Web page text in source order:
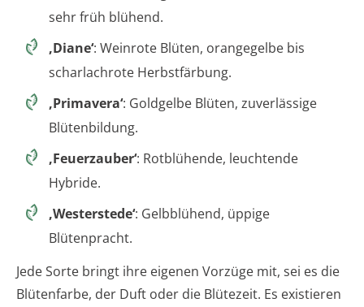
sehr früh blühend.
‚Diane‘: Weinrote Blüten, orangegelbe bis
scharlachrote Herbstfärbung.
‚Primavera‘: Goldgelbe Blüten, zuverlässige
Blütenbildung.
‚Feuerzauber‘: Rotblühende, leuchtende
Hybride.
‚Westerstede‘: Gelbblühend, üppige
Blütenpracht.
Jede Sorte bringt ihre eigenen Vorzüge mit, sei es die
Blütenfarbe, der Duft oder die Blütezeit. Es existieren